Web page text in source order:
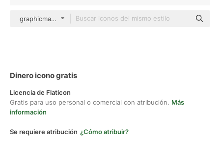
graphicmall color lineal-color
Dinero icono gratis
Licencia de Flaticon
Gratis para uso personal o comercial con atribución. Más
información
Se requiere atribución ¿Cómo atribuir?